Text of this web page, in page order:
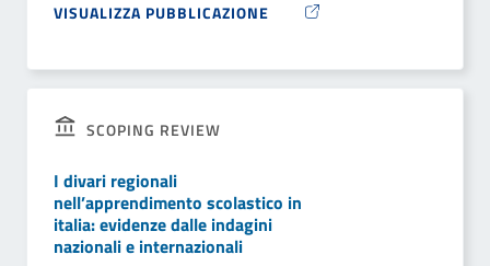
VISUALIZZA PUBBLICAZIONE
SCOPING REVIEW
I divari regionali
nell’apprendimento scolastico in
italia: evidenze dalle indagini
nazionali e internazionali